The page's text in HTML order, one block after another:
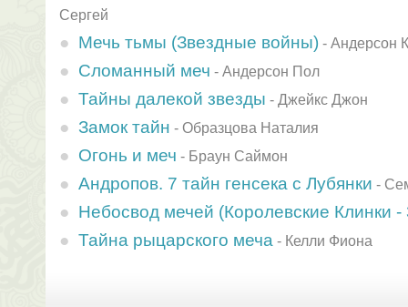
Сергей
Мечь тьмы (Звездные войны) - Андерсон
Сломанный меч - Андерсон Пол
Тайны далекой звезды - Джейкс Джон
Замок тайн - Образцова Наталия
Огонь и меч - Браун Саймон
Андропов. 7 тайн генсека с Лубянки -
Небосвод мечей (Королевские Клинки -
Тайна рыцарского меча - Келли Фиона